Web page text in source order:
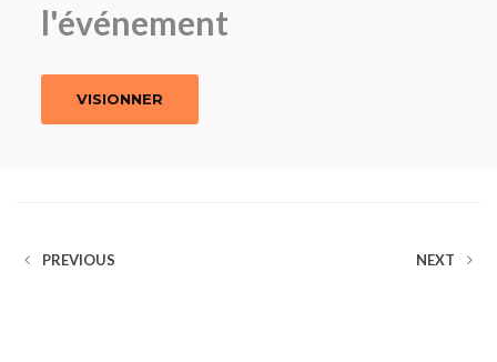
l'événement
VISIONNER
PREVIOUS NEXT